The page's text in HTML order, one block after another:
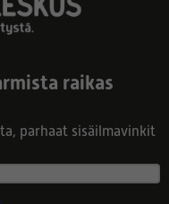
raikas
parhaat sisäilmavinkit